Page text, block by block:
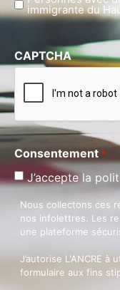
immigrante du
CAPTCHA
Consentement *
J’accepte la
Nous collectons ces
nos infolettres. Les
une plateforme
J’autorise L'ANCRE
formulaire aux fins